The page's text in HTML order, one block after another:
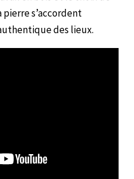
s’accordent
des lieux.